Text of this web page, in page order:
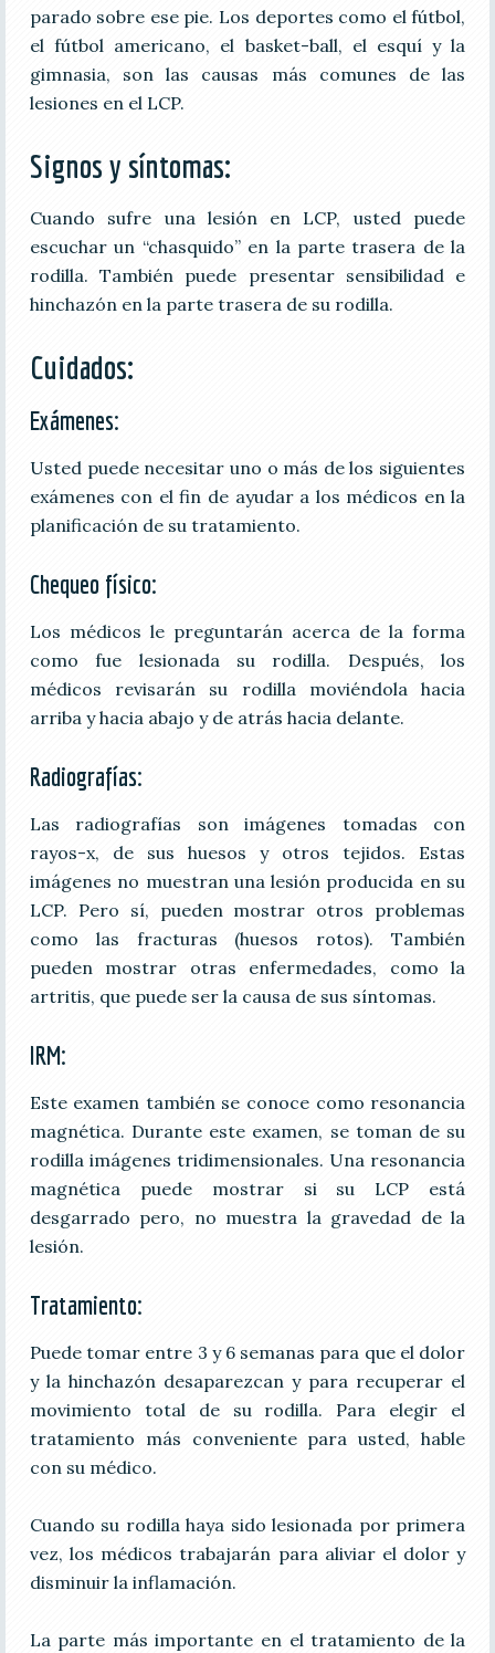
parado sobre ese pie. Los deportes como el fútbol,
el fútbol americano, el basket-ball, el esquí y la
gimnasia, son las causas más comunes de las
lesiones en el LCP.
Signos y síntomas:
Cuando sufre una lesión en LCP, usted puede
escuchar un “chasquido” en la parte trasera de la
rodilla. También puede presentar sensibilidad e
hinchazón en la parte trasera de su rodilla.
Cuidados:
Exámenes:
Usted puede necesitar uno o más de los siguientes
exámenes con el fin de ayudar a los médicos en la
planificación de su tratamiento.
Chequeo físico:
Los médicos le preguntarán acerca de la forma
como fue lesionada su rodilla. Después, los
médicos revisarán su rodilla moviéndola hacia
arriba y hacia abajo y de atrás hacia delante.
Radiografías:
Las radiografías son imágenes tomadas con
rayos-x, de sus huesos y otros tejidos. Estas
imágenes no muestran una lesión producida en su
LCP. Pero sí, pueden mostrar otros problemas
como las fracturas (huesos rotos). También
pueden mostrar otras enfermedades, como la
artritis, que puede ser la causa de sus síntomas.
IRM:
Este examen también se conoce como resonancia
magnética. Durante este examen, se toman de su
rodilla imágenes tridimensionales. Una resonancia
magnética puede mostrar si su LCP está
desgarrado pero, no muestra la gravedad de la
lesión.
Tratamiento:
Puede tomar entre 3 y 6 semanas para que el dolor
y la hinchazón desaparezcan y para recuperar el
movimiento total de su rodilla. Para elegir el
tratamiento más conveniente para usted, hable
con su médico.
Cuando su rodilla haya sido lesionada por primera
vez, los médicos trabajarán para aliviar el dolor y
disminuir la inflamación.
La parte más importante en el tratamiento de la